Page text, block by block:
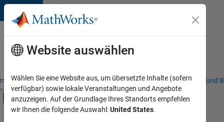
Weiter zum Inhalt
Karriere
bei
MathWorks
– Übersicht Stellensuche Niederlassungen Studierende und
Umschaltung für Off-Canvas-
Hauptinhalt
Website auswählen
Wählen Sie eine Website aus, um übersetzte Inhalte (sofern
verfügbar) sowie lokale Veranstaltungen und Angebote
anzuzeigen. Auf der Grundlage Ihres Standorts empfehlen
wir Ihnen die folgende Auswahl:United States.